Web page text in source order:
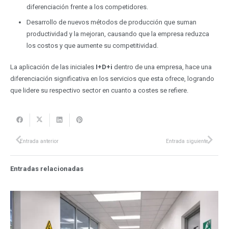
diferenciación frente a los competidores.
Desarrollo de nuevos métodos de producción que suman
productividad y la mejoran, causando que la empresa reduzca
los costos y que aumente su competitividad.
La aplicación de las iniciales I+D+i dentro de una empresa, hace una
diferenciación significativa en los servicios que esta ofrece, logrando
que lidere su respectivo sector en cuanto a costes se refiere.
Entrada anterior Entrada siguiente
Entradas relacionadas